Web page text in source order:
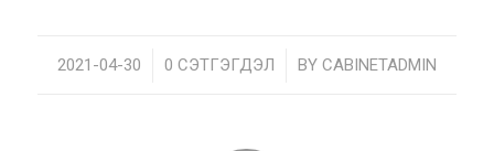
2021-04-30
/ 0 СЭТГЭГДЭЛ
/ BY CABINETADMIN